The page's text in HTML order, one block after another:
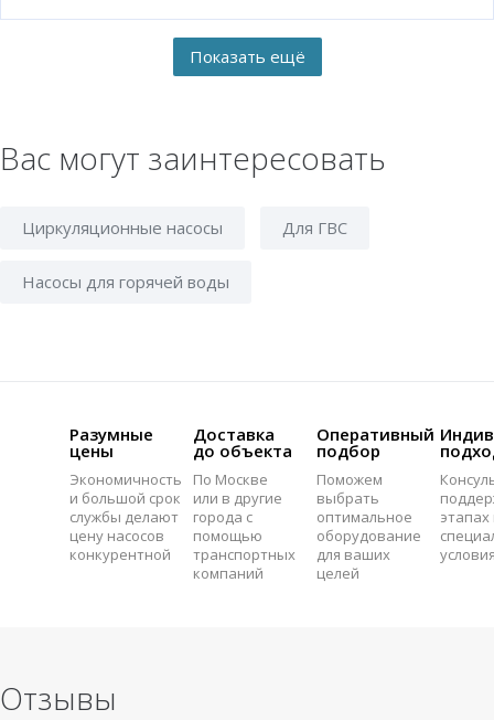
Вас могут заинтересовать
Циркуляционные насосы Для ГВС
Насосы для горячей воды
Разумные
цены
Экономичность
и большой срок
службы делают
цену насосов
конкурентной
Доставка
до объекта
По Москве
или в другие
города с
помощью
транспортных
компаний
Оперативный
подбор
Поможем
выбрать
оптимальное
оборудование
для ваших
целей
этапах
Отзывы